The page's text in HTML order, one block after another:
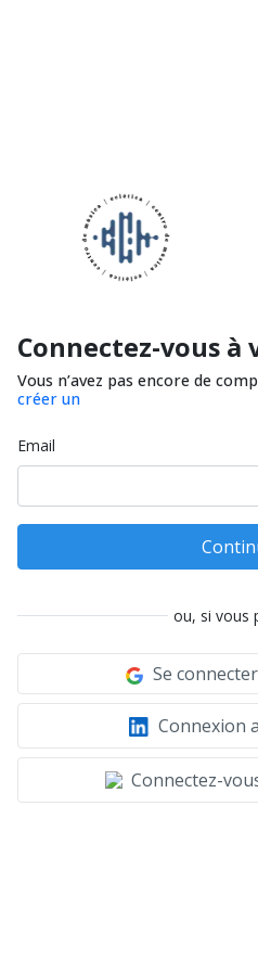
Connectez-vous
Vous n’avez pas encore de
créer un
Email
ou, si vous
Se
Connexion
Connectez-